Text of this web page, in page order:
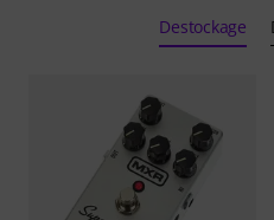
Destockage